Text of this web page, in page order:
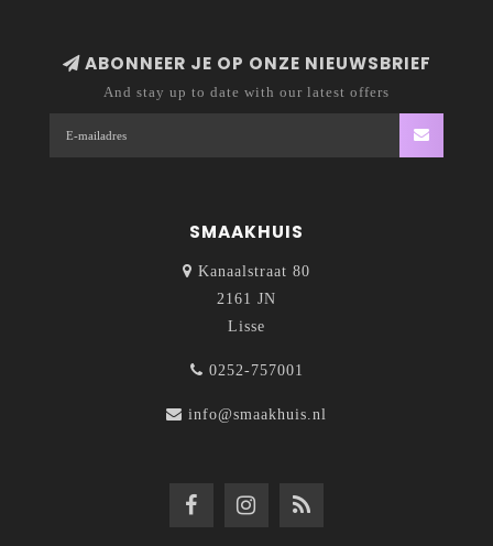
ABONNEER JE OP ONZE NIEUWSBRIEF
And stay up to date with our latest offers
SMAAKHUIS
Kanaalstraat 80
2161 JN
Lisse
0252-757001
info@smaakhuis.nl